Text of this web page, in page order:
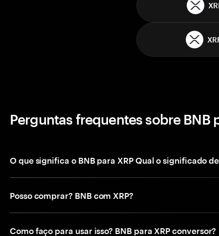
Perguntas frequentes sobre BNB
O que significa o BNB para XRP Qual o significado
Posso comprar? BNB com XRP?
Como faço para usar isso? BNB para XRP conversor?